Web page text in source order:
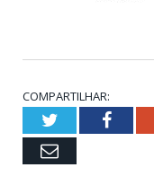
COMPARTILHAR:
Twitter
Email